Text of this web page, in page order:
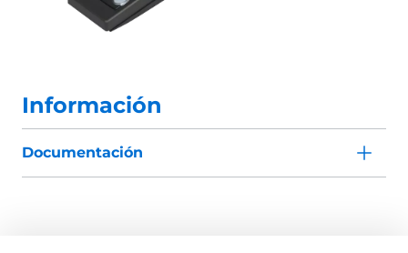
Información
Documentación